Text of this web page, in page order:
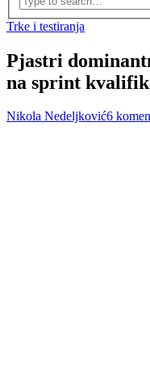
Trke i testiranja
Pjastri
na sprint
Nikola Nedeljković6